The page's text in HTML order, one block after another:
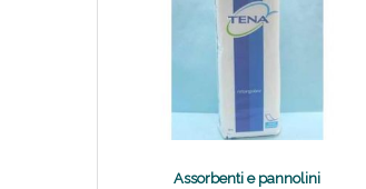
Assorbenti e pannolini